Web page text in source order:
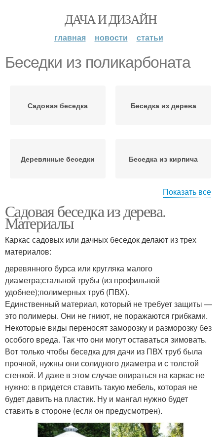
ДАЧА И ДИЗАЙН
главная новости статьи
Беседки из поликарбоната
Садовая беседка Беседка из дерева
Деревянные беседки Беседка из кирпича
Беседка из металла
поликарбоната
поликарбоната
Кованые беседки
Кованая беседка
Беседка с
поликарбонатом
Навес из
поликарбоната
Поликарбонат для
работы
Сотовый поликарбонат
Беседка из
поликарбоната
Показать все
Садовая беседка из дерева.
Материалы
Каркас садовых или дачных беседок делают из трех
материалов:
деревянного бурса или кругляка малого
диаметра;стальной трубы (из профильной
удобнее);полимерных труб (ПВХ).
Единственный материал, который не требует защиты —
это полимеры. Они не гниют, не поражаются грибками.
Некоторые виды переносят заморозку и разморозку без
особого вреда. Так что они могут оставаться зимовать.
Вот только чтобы беседка для дачи из ПВХ труб была
прочной, нужны они солидного диаметра и с толстой
стенкой. И даже в этом случае опираться на каркас не
нужно: в придется ставить такую мебель, которая не
будет давить на пластик. Ну и мангал нужно будет
ставить в стороне (если он предусмотрен).